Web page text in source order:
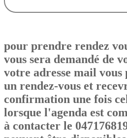
pour prendre rendez
vous sera demandé de
votre adresse mail
un rendez-vous et
confirmation une fois
lorsque l'agenda est
à contacter le